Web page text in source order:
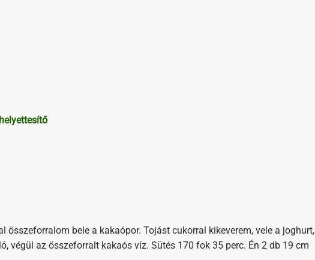
összeforralom bele a kakaópor. Tojást cukorral kikeverem, vele a joghurt,
végül az összeforralt kakaós víz. Sütés 170 fok 35 perc. Én 2 db 19 cm